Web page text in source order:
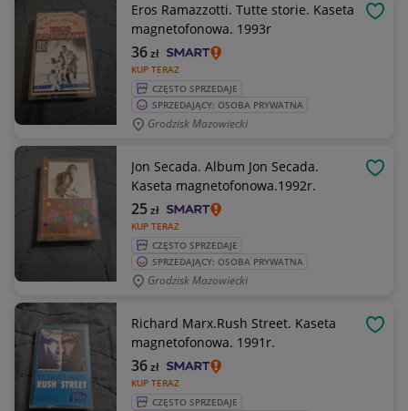
Eros Ramazzotti. Tutte storie. Kaseta
magnetofonowa. 1993r
KUP TERAZ
36zł
CZĘSTO SPRZEDAJE
SPRZEDAJĄCY: OSOBA PRYWATNA
Grodzisk Mazowiecki
Jon Secada. Album Jon Secada.
Kaseta magnetofonowa.1992r.
KUP TERAZ
25zł
CZĘSTO SPRZEDAJE
SPRZEDAJĄCY: OSOBA PRYWATNA
Grodzisk Mazowiecki
Richard Marx.Rush Street. Kaseta
magnetofonowa. 1991r.
KUP TERAZ
36zł
CZĘSTO SPRZEDAJE